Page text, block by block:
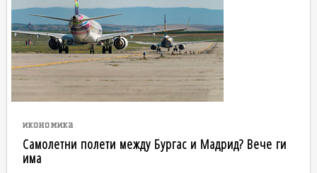
икономика
Самолетни полети между Бургас и Мадрид? Вече ги
има